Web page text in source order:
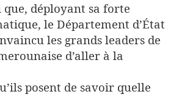
que, déployant sa forte
le Département d’État
les grands leaders de
d’aller à la
posent de savoir quelle